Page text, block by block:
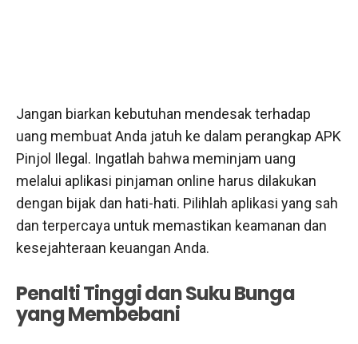
Jangan biarkan kebutuhan mendesak terhadap
uang membuat Anda jatuh ke dalam perangkap APK
Pinjol Ilegal. Ingatlah bahwa meminjam uang
melalui aplikasi pinjaman online harus dilakukan
dengan bijak dan hati-hati. Pilihlah aplikasi yang sah
dan terpercaya untuk memastikan keamanan dan
kesejahteraan keuangan Anda.
Penalti Tinggi dan Suku Bunga
yang Membebani